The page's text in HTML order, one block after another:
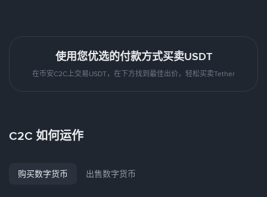
使用您优选的付款方式买卖USDT
在币安C2C上交易USDT，在下方找到最佳出价，轻松买卖Tether
C2C 如何运作
购买数字货币 出售数字货币